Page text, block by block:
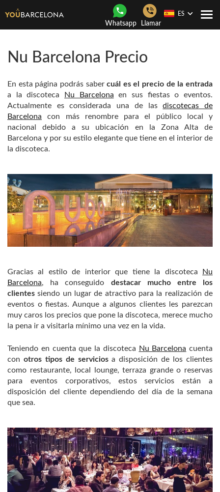
Whatsapp Llamar
ES
Nu Barcelona Precio
En esta página podrás sabercuál es el precio de la entrada
a la discoteca
Nu Barcelona en sus fiestas o eventos.
Actualmente es considerada una de lasdiscotecas de
Barcelona con más renombre para el público local y
nacional debido a su ubicación en la Zona Alta de
Barcelona y por su estilo elegante que tiene en el interior de
la discoteca.
Gracias al estilo de interior que tiene la discoteca
Nu
Barcelona, ha conseguido destacar mucho entre los
clientes siendo un lugar de atractivo para la realización de
eventos o fiestas. Aunque a algunos clientes les parezcan
muy caros los precios que pone la discoteca, merece mucho
la pena ir a visitarla mínimo una vez en la vida.
Teniendo en cuenta que la discoteca Nu Barcelona cuenta
con otros tipos de serviciosa disposición de los clientes
como restaurante, local lounge, terraza grande o reservas
para eventos corporativos, estos servicios están a
disposición del cliente dependiendo del día de la semana
que sea.